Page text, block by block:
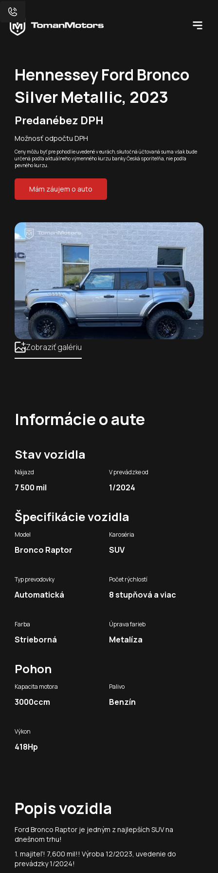
Zobraziť galériu
Hennessey Ford Bronco
Silver Metallic, 2023
Predanébez DPH
Možnosť odpočtu DPH
Ceny môžu byť pre pohodlie uvedené v eurách, skutočná účtovaná suma však bude
určená podľa aktuálneho výmenného kurzu banky Česká sporiteľňa, nie podľa
pevného kurzu.
Mám záujem o auto
Informácie o aute
Stav vozidla
Nájazd
7 500 mil
V prevádzke od
1/2024
Špecifikácie vozidla
Model
Bronco Raptor
Karoséria
SUV
Typ prevodovky
Automatická
Počet rýchlostí
8 stupňová a viac
Farba
Strieborná
Úprava farieb
Metalíza
Pohon
Kapacita motora
3000ccm
Palivo
Benzín
Výkon
418Hp
Popis vozidla
Ford Bronco Raptor je jedným z najlepších SUV na
dnešnom trhu!
1. majiteľ! 7,600 mil!! Výroba 12/2023, uvedenie do
prevádzky 1/2024!